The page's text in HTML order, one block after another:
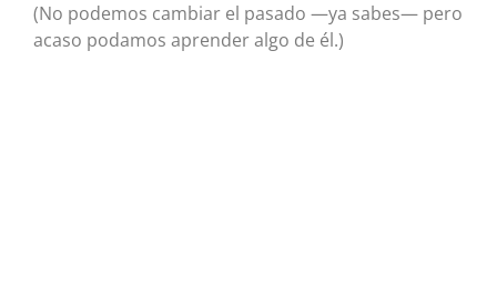
(No podemos cambiar el pasado —ya sabes— pero
acaso podamos aprender algo de él.)